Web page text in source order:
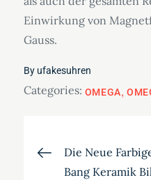
Einwirkung von
Gauss.
By ufakesuhren
Categories: OMEGA
Die Neue
Bang Keramik